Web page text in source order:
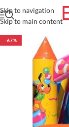
Skip to navigation
Skip to main content
-67%